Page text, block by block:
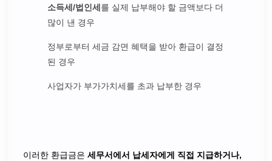
소득세/법인세 를 실제 납부해야 할 금액보다 더
많이 낸 경우
정부로부터 세금 감면 혜택을 받아 환급이 결정
된 경우
사업자가 부가가치세를 초과 납부한 경우
이러한 환급금은세무서에서 납세자에게 직접 지급하거나,